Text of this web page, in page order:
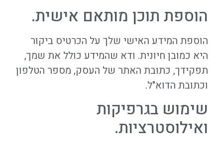
הוספת תוכן מותאם אישית.
הוספת המידע האישי שלך על הכרטיס ביקור
היא כמובן חיונית. ודא שהמידע כולל את שמך,
תפקידך, כתובת האתר של העסק, מספר הטלפון
וכתובת הדוא"ל.
שימוש בגרפיקות
ואילוסטרציות.